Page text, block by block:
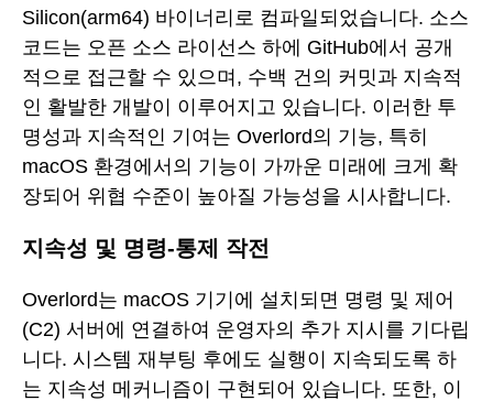
Silicon(arm64) 바이너리로 컴파일되었습니다. 소스
코드는 오픈 소스 라이선스 하에 GitHub에서 공개
적으로 접근할 수 있으며, 수백 건의 커밋과 지속적
인 활발한 개발이 이루어지고 있습니다. 이러한 투
명성과 지속적인 기여는 Overlord의 기능, 특히
macOS 환경에서의 기능이 가까운 미래에 크게 확
장되어 위협 수준이 높아질 가능성을 시사합니다.
지속성 및 명령-통제 작전
Overlord는 macOS 기기에 설치되면 명령 및 제어
(C2) 서버에 연결하여 운영자의 추가 지시를 기다립
니다. 시스템 재부팅 후에도 실행이 지속되도록 하
는 지속성 메커니즘이 구현되어 있습니다. 또한, 이